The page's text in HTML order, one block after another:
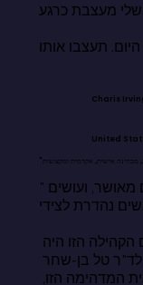
מעצבת כרגע?
Charis
United
"החיים שלי באמת הביאו אותי למקום מאושר, ועושים
נהדרת לצידי.
משמעותי מאוד. אני אסיר תודה לנצח לד"ר טל בן-שחר